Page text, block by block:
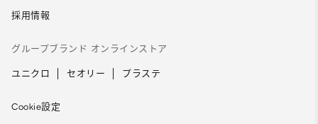
採用情報
グループブランド オンラインストア
ユニクロ セオリー プラステ
Cookie設定